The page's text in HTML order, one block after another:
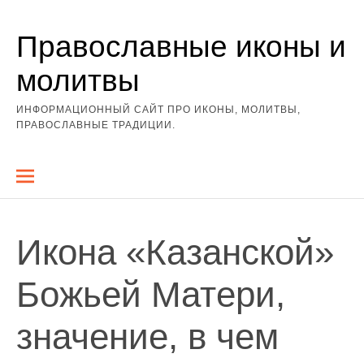
содержимому
Православные иконы и
молитвы
ИНФОРМАЦИОННЫЙ САЙТ ПРО ИКОНЫ, МОЛИТВЫ,
ПРАВОСЛАВНЫЕ ТРАДИЦИИ.
Икона «Казанской»
Божьей Матери,
значение, в чем